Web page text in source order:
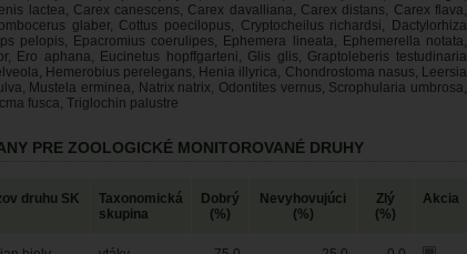
lactea, Carex canescens, Carex davalliana, Carex distans, Carex flava,
glaber, Cottus poecilopus, Cryptocheilus richardsi, Dactylorhiza
pelopis, Epacromius coerulipes, Ephemera lineata, Ephemerella notata,
Ero aphana, Eucinetus hopffgarteni, Glis glis, Graptoleberis testudinaria
Hemerobius perelegans, Henia illyrica, Chondrostoma nasus, Leersia
Mustela erminea, Natrix natrix, Odontites vernus, Scrophularia umbrosa,
fusca, Triglochin palustre
PRE ZOOLOGICKÉ MONITOROVANÉ DRUHY
druhu SK
Taxonomická
skupina
Dobrý
(%)
Nevyhovujúci
(%)
Zlý
(%)
Akcia